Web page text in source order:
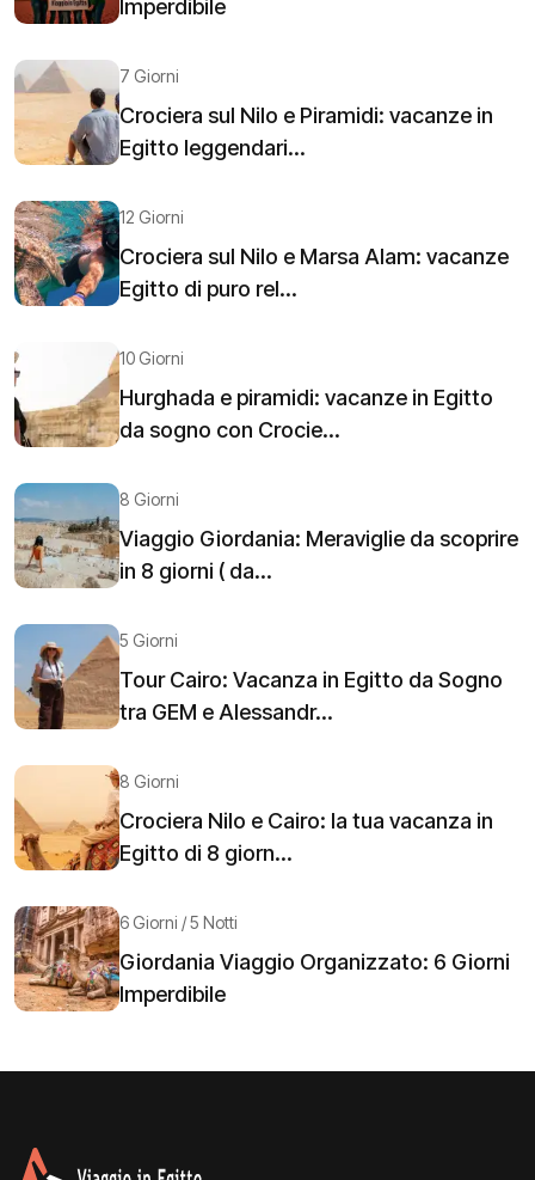
Imperdibile
7 Giorni
Crociera sul Nilo e Piramidi: vacanze in
Egitto leggendari...
12 Giorni
Crociera sul Nilo e Marsa Alam: vacanze
Egitto di puro rel...
10 Giorni
Hurghada e piramidi: vacanze in Egitto
da sogno con Crocie...
8 Giorni
Viaggio Giordania: Meraviglie da scoprire
in 8 giorni ( da...
5 Giorni
Tour Cairo: Vacanza in Egitto da Sogno
tra GEM e Alessandr...
8 Giorni
Crociera Nilo e Cairo: la tua vacanza in
Egitto di 8 giorn...
6 Giorni / 5 Notti
Giordania Viaggio Organizzato: 6 Giorni
Imperdibile